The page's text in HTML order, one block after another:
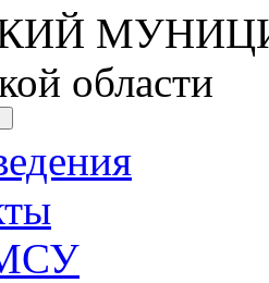
области